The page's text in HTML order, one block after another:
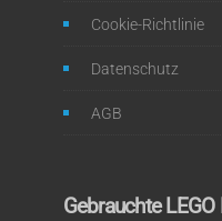
Cookie-Richtlinie
Datenschutz
AGB
Gebrauchte